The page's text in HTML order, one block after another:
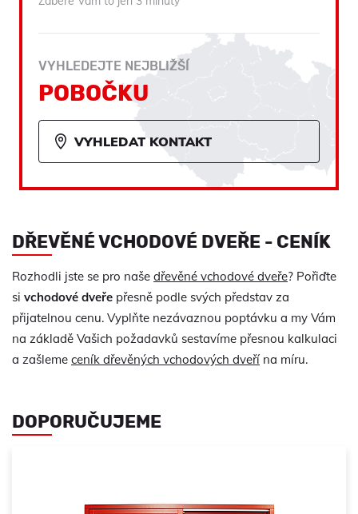
VYHLEDEJTE NEJBLIŽŠÍ
POBOČKU
VYHLEDAT KONTAKT
DŘEVĚNÉ VCHODOVÉ DVEŘE - CENÍK
Rozhodli jste se pro naše dřevěné vchodové dveře? Pořiďte
si vchodové dveře přesně podle svých představ za
přijatelnou cenu. Vyplňte nezávaznou poptávku a my Vám
na základě Vašich požadavků sestavíme přesnou kalkulaci
a zašleme ceník dřevěných vchodových dveří na míru.
DOPORUČUJEME